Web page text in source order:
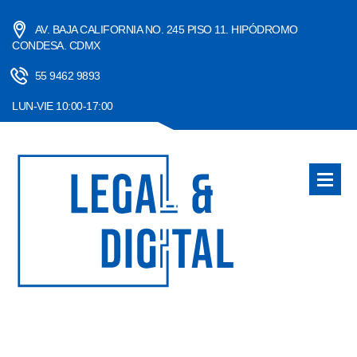
AV. BAJA CALIFORNIA NO. 245 PISO 11. HIPÓDROMO
CONDESA. CDMX
55 9462 9893
LUN-VIE 10:00-17:00